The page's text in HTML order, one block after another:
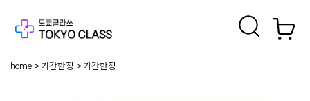
home 기간한정 기간한정